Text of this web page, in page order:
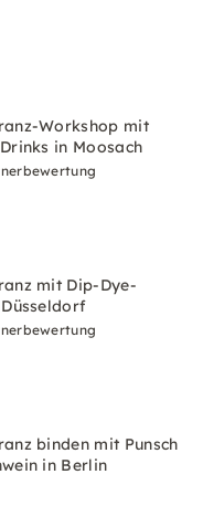
Workshop mit
in Moosach
mit Dip-Dye-
binden mit Punsch
in Berlin